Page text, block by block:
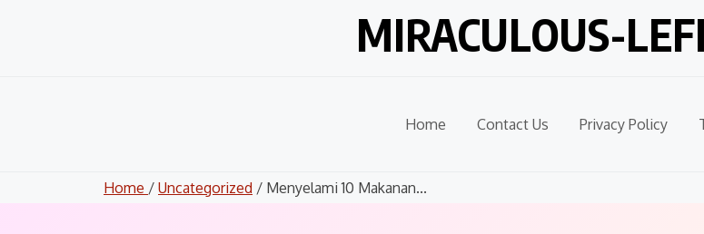
MIRACULOUS-
Home Contact Us Privacy Policy
Home / Uncategorized / Menyelami 10 Makanan...